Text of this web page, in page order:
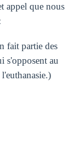
appel que nous
fait partie des
s'opposent au